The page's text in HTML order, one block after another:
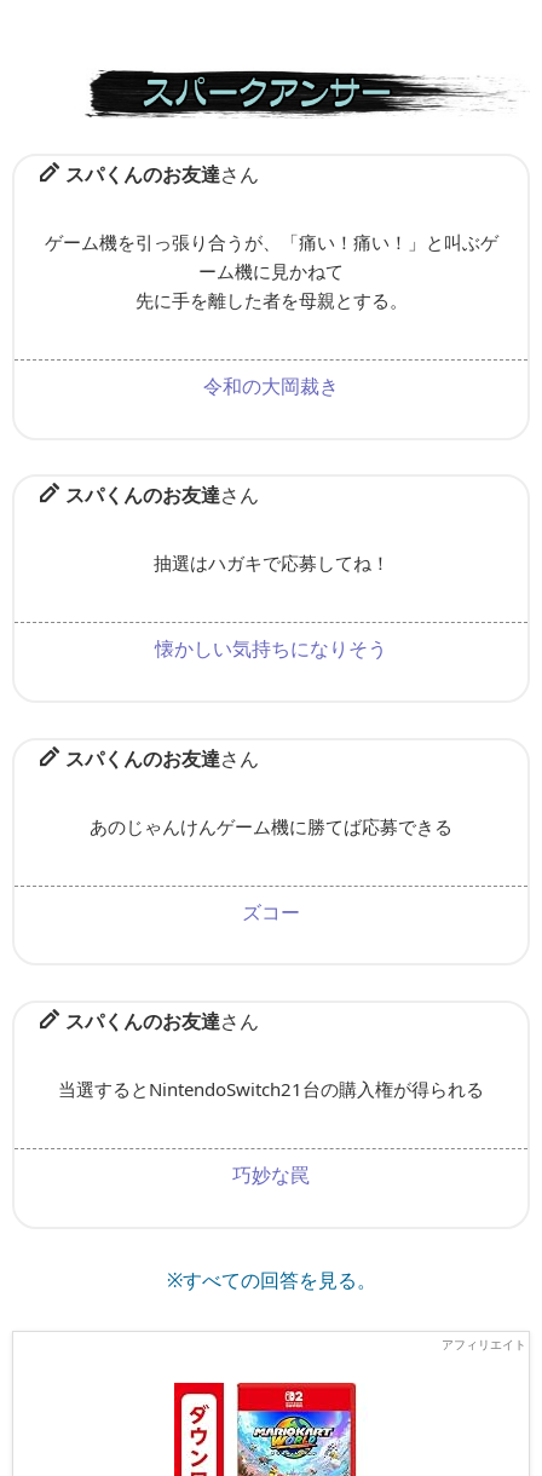
スパくんのお友達さん
ゲーム機を引っ張り合うが、「痛い！痛い！」と叫ぶゲ
ーム機に見かねて
先に手を離した者を母親とする。
令和の大岡裁き
スパくんのお友達さん
抽選はハガキで応募してね！
懐かしい気持ちになりそう
スパくんのお友達さん
あのじゃんけんゲーム機に勝てば応募できる
ズコー
スパくんのお友達さん
当選するとNintendoSwitch21台の購入権が得られる
巧妙な罠
※すべての回答を見る。